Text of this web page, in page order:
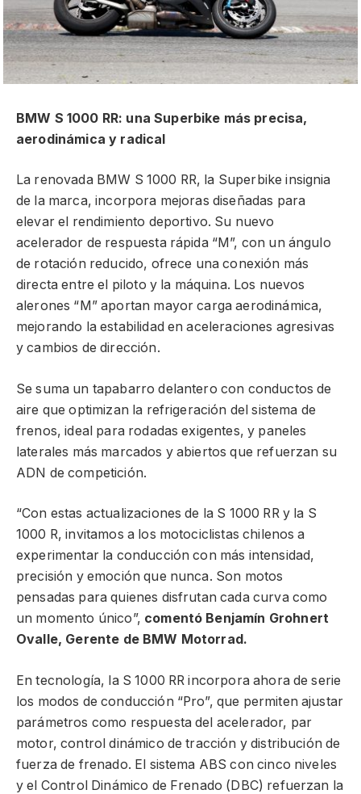
BMW S 1000 RR: una Superbike más precisa,
aerodinámica y radical
La renovada BMW S 1000 RR, la Superbike insignia
de la marca, incorpora mejoras diseñadas para
elevar el rendimiento deportivo. Su nuevo
acelerador de respuesta rápida “M”, con un ángulo
de rotación reducido, ofrece una conexión más
directa entre el piloto y la máquina. Los nuevos
alerones “M” aportan mayor carga aerodinámica,
mejorando la estabilidad en aceleraciones agresivas
y cambios de dirección.
Se suma un tapabarro delantero con conductos de
aire que optimizan la refrigeración del sistema de
frenos, ideal para rodadas exigentes, y paneles
laterales más marcados y abiertos que refuerzan su
ADN de competición.
“Con estas actualizaciones de la S 1000 RR y la S
1000 R, invitamos a los motociclistas chilenos a
experimentar la conducción con más intensidad,
precisión y emoción que nunca. Son motos
pensadas para quienes disfrutan cada curva como
un momento único”, comentó Benjamín Grohnert
Ovalle, Gerente de BMW Motorrad.
En tecnología, la S 1000 RR incorpora ahora de serie
los modos de conducción “Pro”, que permiten ajustar
parámetros como respuesta del acelerador, par
motor, control dinámico de tracción y distribución de
fuerza de frenado. El sistema ABS con cinco niveles
y el Control Dinámico de Frenado (DBC) refuerzan la